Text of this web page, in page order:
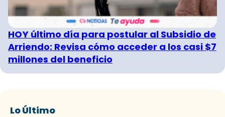
HOY último día para postular al Subsidio de
Arriendo: Revisa cómo acceder a los casi $7
millones del beneficio
Lo Último